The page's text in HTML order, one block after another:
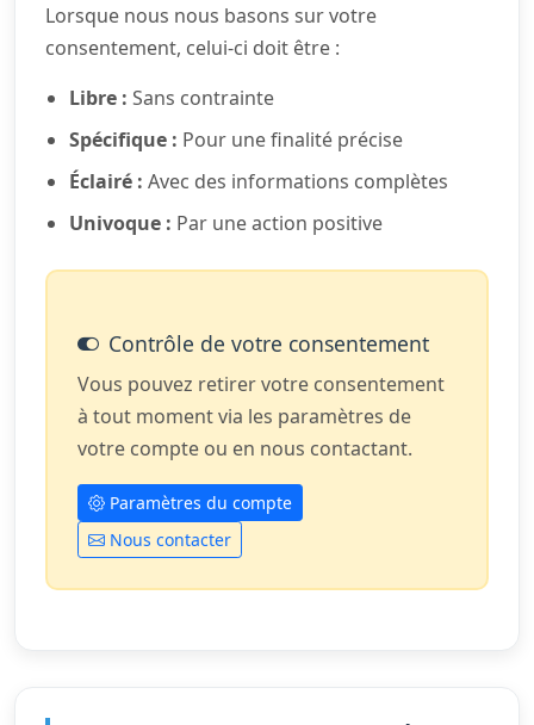
Lorsque nous nous basons sur votre
consentement, celui-ci doit être :
Libre : Sans contrainte
Spécifique : Pour une finalité précise
Éclairé : Avec des informations complètes
Univoque : Par une action positive
Contrôle de votre consentement
Vous pouvez retirer votre consentement
à tout moment via les paramètres de
votre compte ou en nous contactant.
Paramètres du compte
Nous contacter